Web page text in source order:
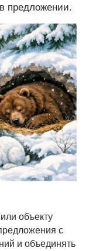
предложении.
объекту
с
и объединять